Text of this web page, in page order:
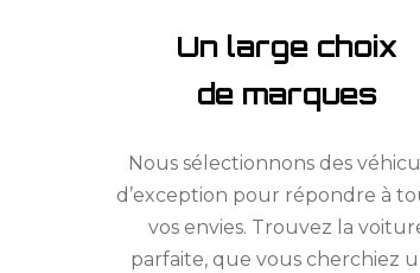
Un large choix
de marques
Nous sélectionnons des
d’exception pour répondre à
vos envies. Trouvez la
parfaite, que vous cherchiez